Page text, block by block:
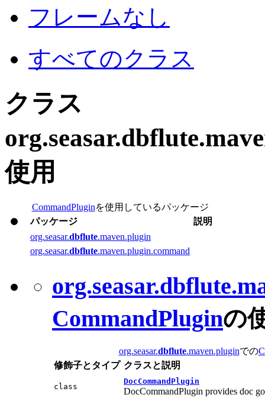
フレームなし
すべてのクラス
クラス
org.seasar.dbflute
使用
CommandPluginを使用しているパッケージ
パッケージ
説明
org.seasar.dbflute.maven.plugin
org.seasar.dbflute.maven.plugin.command
org.seasar.dbflute
CommandPluginの
org.seasar.dbflute.maven.pluginでの
修飾子とタイプ クラスと説明
class
DocCommandPlugin
DocCommandPlugin provides doc